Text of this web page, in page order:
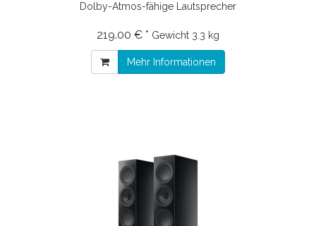
Dolby-Atmos-fähige Lautsprecher
219.00 € * Gewicht 3.3 kg
Mehr Informationen